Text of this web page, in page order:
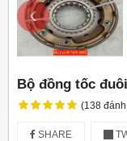
‹
Bộ đồng tốc
(138
SHARE